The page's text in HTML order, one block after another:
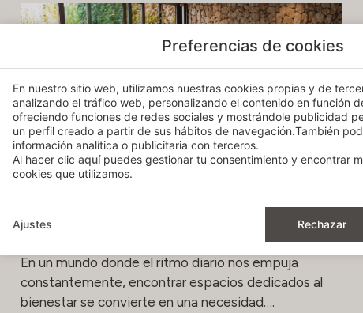
Relajación y bienestar: descubre los
En un mundo donde el ritmo diario nos empuja
constantemente, encontrar espacios dedicados al
bienestar se convierte en una necesidad….
Preferencias de cookies
En nuestro sitio web, utilizamos nuestras cookies propias y de
analizando el tráfico web, personalizando el contenido en función
ofreciendo funciones de redes sociales y mostrándole publicidad
un perfil creado a partir de sus hábitos de navegación.También
información analítica o publicitaria con terceros.
Al hacer clic aquípuedes gestionar tu consentimiento y encontrar
cookies que utilizamos.
Ajustes Rechazar